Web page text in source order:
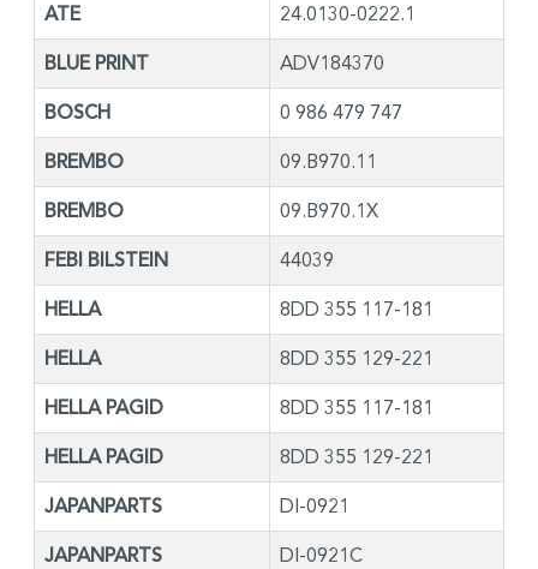
ATE 24.0130-0222.1
BLUE PRINT ADV184370
BOSCH 0 986 479 747
BREMBO 09.B970.11
BREMBO 09.B970.1X
FEBI BILSTEIN 44039
HELLA 8DD 355 117-181
HELLA 8DD 355 129-221
HELLA PAGID 8DD 355 117-181
HELLA PAGID 8DD 355 129-221
JAPANPARTS DI-0921
JAPANPARTS DI-0921C